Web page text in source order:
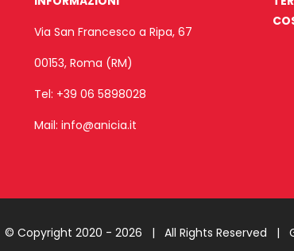
Via San Francesco a Ripa, 67
00153, Roma (RM)
Tel: +39 06 5898028
Mail: info@anicia.it
© Copyright 2020 - 2026 | All Rights Reserved |